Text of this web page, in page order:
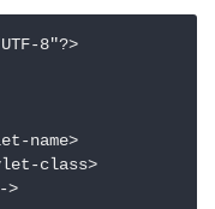
8"?>
name>
class>
>